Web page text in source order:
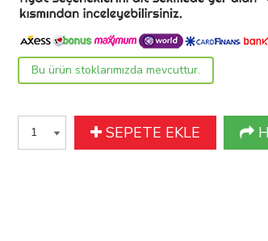
Bu ürün stoklarımızda mevcuttur.
SEPETE EKLE